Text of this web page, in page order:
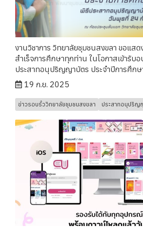
งานวิชาการ วิทยาลัยชุมชนสงขลา ขอแส
สำเร็จการศึกษาทุกท่าน ในโอกาสเข้ารั
ประสาทอนุปริญญาบัตร ประจำปีการศึก
19 ก.ย. 2025
ข่าวรอบรั้ววิทยาลัยชุมชนสงขลา ประสาทอนุปริญ